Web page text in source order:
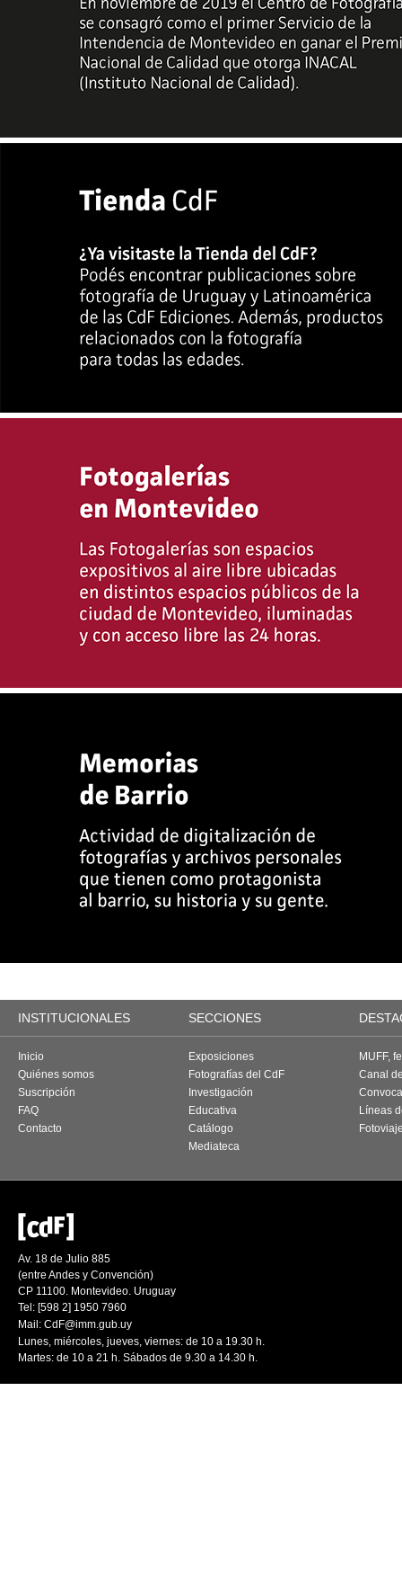
INSTITUCIONALES SECCIONES
Inicio
Quiénes somos
Suscripción
FAQ
Contacto
Exposiciones
Fotografías del CdF
Investigación
Educativa
Catálogo
Mediateca
MUFF,
Canal
Líneas
Av. 18 de Julio 885
(entre Andes y Convención)
CP 11100. Montevideo. Uruguay
Tel: [598 2] 1950 7960
Mail: CdF@imm.gub.uy
Lunes, miércoles, jueves, viernes: de 10 a 19.30 h.
Martes: de 10 a 21 h. Sábados de 9.30 a 14.30 h.